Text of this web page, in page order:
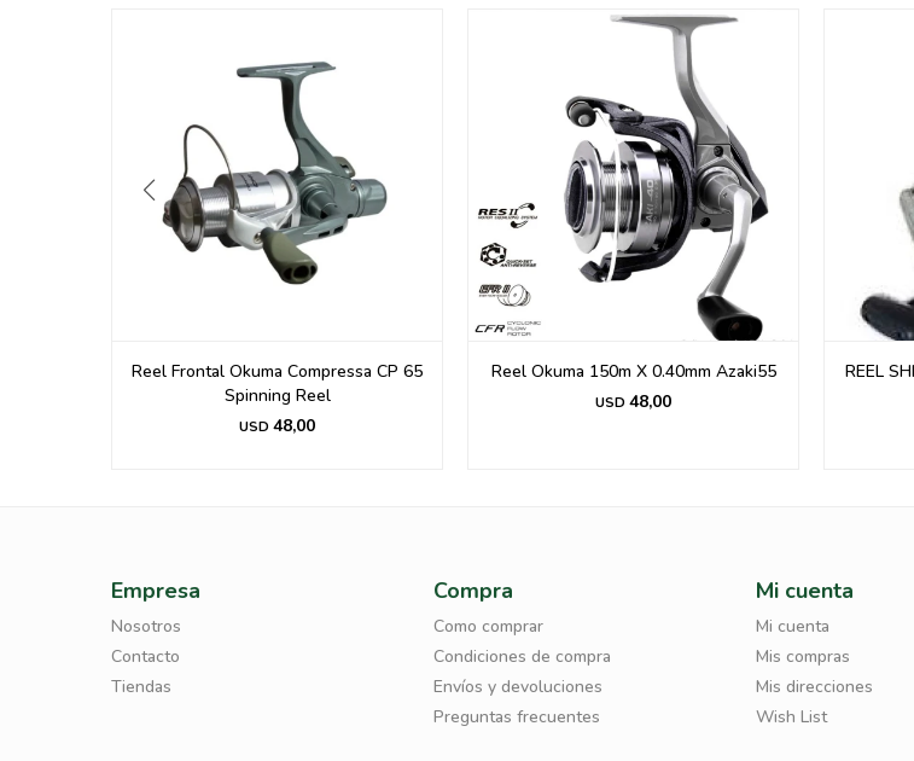
Reel Frontal Okuma Compressa CP 65
Spinning Reel
USD 48,00
Reel Okuma 150m X 0.40mm Azaki55
USD 48,00
REEL
Empresa
Nosotros
Contacto
Tiendas
Compra
Como comprar
Condiciones de compra
Envíos y devoluciones
Preguntas frecuentes
Mi cuenta
Mi cuenta
Mis compras
Mis direcciones
Wish List